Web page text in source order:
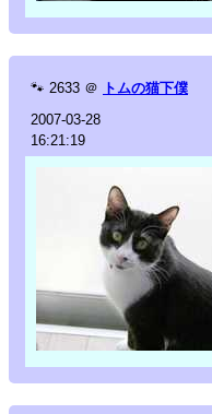
🐾 2633 ＠ トムの猫下僕
2007-03-28
16:21:19